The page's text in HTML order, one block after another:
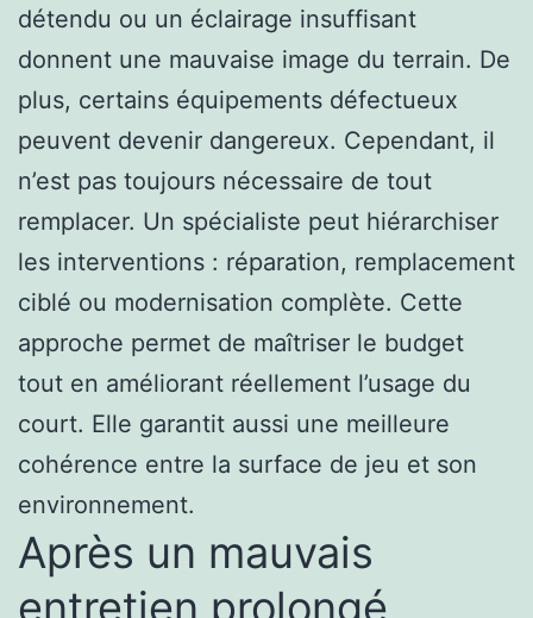
détendu ou un éclairage insuffisant
donnent une mauvaise image du terrain. De
plus, certains équipements défectueux
peuvent devenir dangereux. Cependant, il
n’est pas toujours nécessaire de tout
remplacer. Un spécialiste peut hiérarchiser
les interventions : réparation, remplacement
ciblé ou modernisation complète. Cette
approche permet de maîtriser le budget
tout en améliorant réellement l’usage du
court. Elle garantit aussi une meilleure
cohérence entre la surface de jeu et son
environnement.
Après un mauvais
entretien prolongé